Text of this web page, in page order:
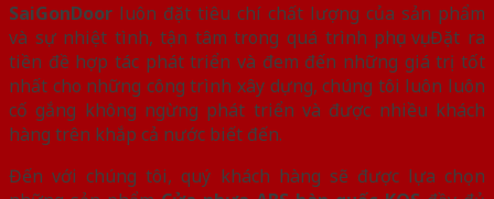
SaiGonDoor luôn đặt tiêu chí chất lượng của sản phẩm
và sự nhiệt tình, tận tâm trong quá trình phục vụ. Đặt ra
tiền đề hợp tác phát triển và đem đến những giá trị tốt
nhất cho những công trình xây dựng, chúng tôi luôn luôn
cố gắng không ngừng phát triển và được nhiều khách
hàng trên khắp cả nước biết đến.
Đến với chúng tôi, quý khách hàng sẽ được lựa chọn